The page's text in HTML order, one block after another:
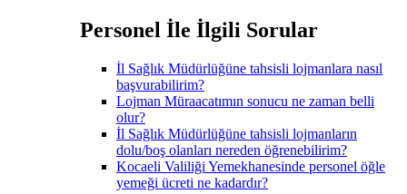
Personel İle İlgili Sorular
İl Sağlık Müdürlüğüne tahsisli lojmanlara nasıl
başvurabilirim?
Lojman Müraacatımın sonucu ne zaman belli
olur?
İl Sağlık Müdürlüğüne tahsisli lojmanların
dolu/boş olanları nereden öğrenebilirim?
Kocaeli Valiliği Yemekhanesinde personel öğle
yemeği ücreti ne kadardır?